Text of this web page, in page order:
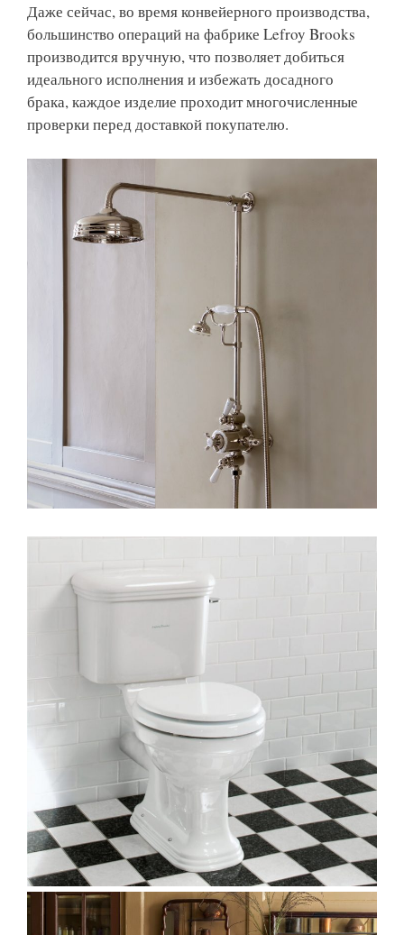
Даже сейчас, во время конвейерного производства,
большинство операций на фабрике Lefroy Brooks
производится вручную, что позволяет добиться
идеального исполнения и избежать досадного
брака, каждое изделие проходит многочисленные
проверки перед доставкой покупателю.